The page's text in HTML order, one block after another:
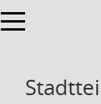
Toggle navigation